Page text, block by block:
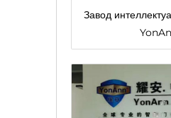
Завод